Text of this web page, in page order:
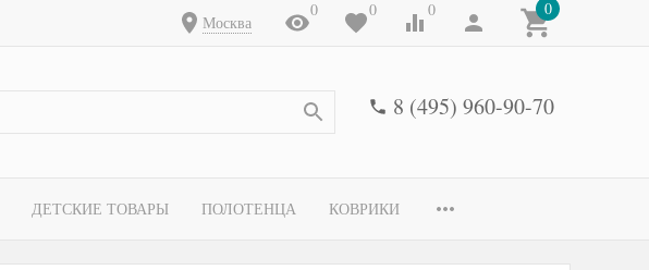
Москва
0 0 0 0
8 (495) 960-90-70
ДЕТСКИЕ ТОВАРЫ ПОЛОТЕНЦА КОВРИКИ